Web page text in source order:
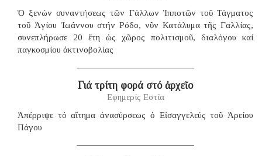
Ὁ ξενών συναντήσεως τῶν Γάλλων Ἱπποτῶν τοῦ Τάγματος
τοῦ Ἁγίου Ἰωάννου στήν Ρόδο, νῦν Κατάλυμα τῆς Γαλλίας,
συνεπλήρωσε 20 ἔτη ὡς χῶρος πολιτισμοῦ, διαλόγου καί
παγκοσμίου ἀκτινοβολίας
Γιά τρίτη φορά στό ἀρχεῖο
Εφημερίς Εστία
Ἀπέρριψε τό αἴτημα ἀνασύρσεως ὁ Εἰσαγγελεύς τοῦ Ἀρείου
Πάγου